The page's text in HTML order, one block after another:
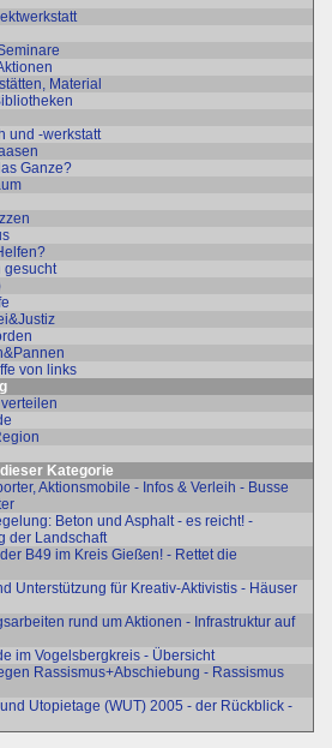
Material
und -werkstatt
Ganze?
gesucht
von links
Kategorie
Aktionsmobile - Infos & Verleih - Busse
Beton und Asphalt - es reicht! -
der Landschaft
B49 im Kreis Gießen! - Rettet die
Unterstützung für Kreativ-Aktivistis - Häuser
rund um Aktionen - Infrastruktur auf
im Vogelsbergkreis - Übersicht
Rassismus+Abschiebung - Rassismus
Utopietage (WUT) 2005 - der Rückblick -